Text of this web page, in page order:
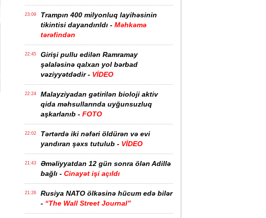
23:09
Trampın 400 milyonluq layihəsinin
tikintisi dayandırıldı - Məhkəmə
tərəfindən
22:45
Girişi pullu edilən Ramramay
şəlaləsinə qalxan yol bərbad
vəziyyətdədir - VİDEO
22:24
Malayziyadan gətirilən bioloji aktiv
qida məhsullarında uyğunsuzluq
aşkarlanıb - FOTO
22:02
Tərtərdə iki nəfəri öldürən və evi
yandıran şəxs tutulub - VİDEO
21:43
Əməliyyatdan 12 gün sonra ölən Adillə
bağlı - Cinayət işi açıldı
21:26
Rusiya NATO ölkəsinə hücum edə bilər
- “The Wall Street Journal”